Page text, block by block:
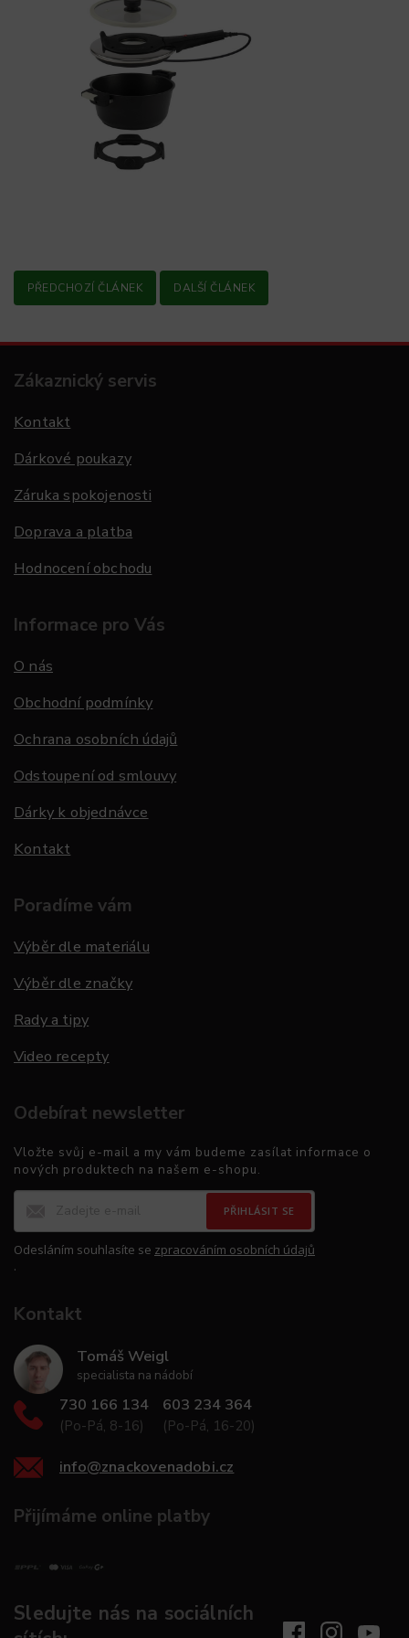
PŘEDCHOZÍ ČLÁNEK DALŠÍ ČLÁNEK
Zákaznický servis
Kontakt
Dárkové poukazy
Záruka spokojenosti
Doprava a platba
Hodnocení obchodu
Informace pro Vás
O nás
Obchodní podmínky
Ochrana osobních údajů
Odstoupení od smlouvy
Dárky k objednávce
Kontakt
Poradíme vám
Výběr dle materiálu
Výběr dle značky
Rady a tipy
Video recepty
Odebírat newsletter
Vložte svůj e-mail a my vám budeme zasílat informace o
nových produktech na našem e-shopu.
PŘIHLÁSIT SE
Odesláním souhlasíte se zpracováním osobních údajů
.
Kontakt
Tomáš Weigl
specialista na nádobí
730 166 134
(Po-Pá, 8-16)
603 234 364
(Po-Pá, 16-20)
info@znackovenadobi.cz
Přijímáme online platby
Sledujte nás na sociálních